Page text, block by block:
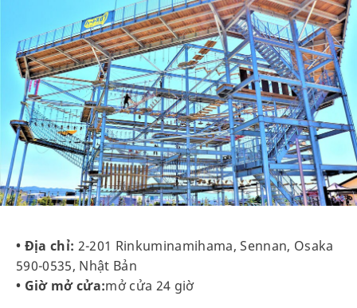
• Địa chỉ: 2-201 Rinkuminamihama, Sennan, Osaka
590-0535, Nhật Bản
• Giờ mở cửa:mở cửa 24 giờ